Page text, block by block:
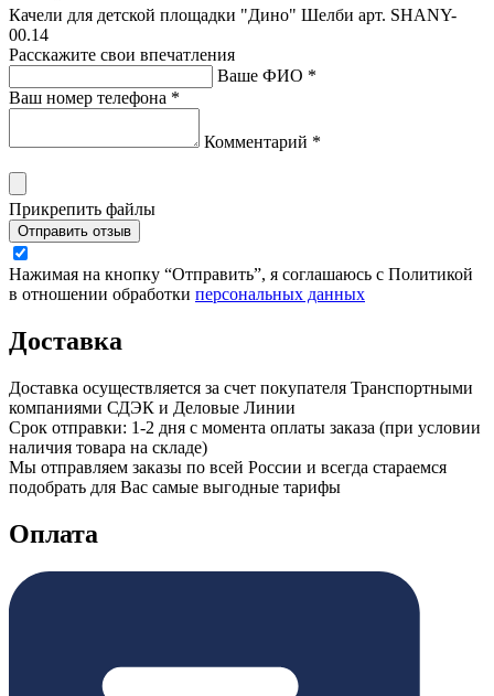
Качели для детской площадки "Дино" Шелби арт. SHANY-
00.14
Расскажите свои впечатления
Ваше ФИО *
Ваш номер телефона *
Комментарий *
Прикрепить файлы
Отправить отзыв
Нажимая на кнопку “Отправить”, я соглашаюсь с Политикой
в отношении обработки персональных данных
Доставка
Доставка осуществляется за счет покупателя Транспортными
компаниями СДЭК и Деловые Линии
Срок отправки: 1-2 дня с момента оплаты заказа (при условии
наличия товара на складе)
Мы отправляем заказы по всей России и всегда стараемся
подобрать для Вас самые выгодные тарифы
Оплата